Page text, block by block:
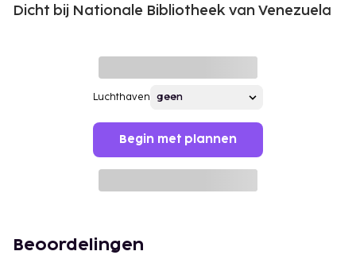
Dicht bij Nationale Bibliotheek van Venezuela
Luchthaven
Begin met plannen
Beoordelingen